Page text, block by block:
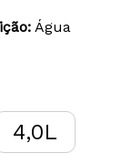
Água
4,0L